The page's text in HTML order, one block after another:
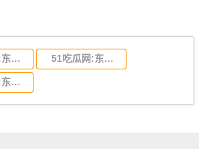
51吃瓜网:东莞到贵州省物流运输,东莞到贵州省物流公司 51吃瓜网:东莞到四川省物流专线,东莞到四川省物流公司
51吃瓜网:东莞到广西物流专线,东莞到广西物流公司